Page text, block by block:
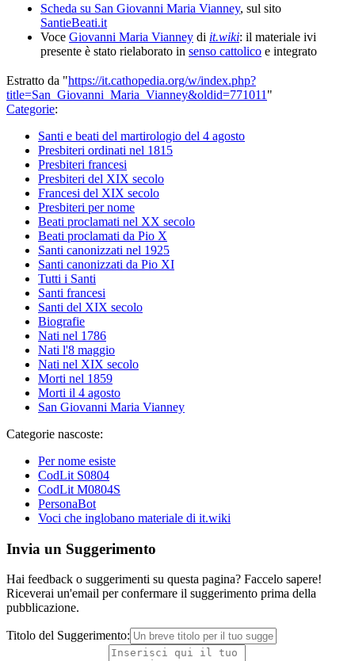
Scheda su San Giovanni Maria Vianney, sul sito
SantieBeati.it
Voce Giovanni Maria Vianney di it.wiki: il materiale ivi
presente è stato rielaborato in senso cattolico e integrato
Estratto da "https://it.cathopedia.org/w/index.php?
title=San_Giovanni_Maria_Vianney&oldid=771011 "
Categorie:
Santi e beati del martirologio del 4 agosto
Presbiteri ordinati nel 1815
Presbiteri francesi
Presbiteri del XIX secolo
Francesi del XIX secolo
Presbiteri per nome
Beati proclamati nel XX secolo
Beati proclamati da Pio X
Santi canonizzati nel 1925
Santi canonizzati da Pio XI
Tutti i Santi
Santi francesi
Santi del XIX secolo
Biografie
Nati nel 1786
Nati l'8 maggio
Nati nel XIX secolo
Morti nel 1859
Morti il 4 agosto
San Giovanni Maria Vianney
Categorie nascoste:
Per nome esiste
CodLit S0804
CodLit M0804S
PersonaBot
Voci che inglobano materiale di it.wiki
Invia un Suggerimento
Hai feedback o suggerimenti su questa pagina? Faccelo sapere!
Riceverai un'email per confermare il suggerimento prima della
pubblicazione.
Titolo del Suggerimento: